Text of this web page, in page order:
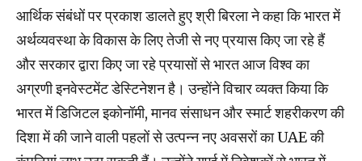
आर्थिक संबंधों पर प्रकाश डालते हुए श्री बिरला ने कहा कि भारत में
अर्थव्यवस्था के विकास के लिए तेजी से नए प्रयास किए जा रहे हैं
और सरकार द्वारा किए जा रहे प्रयासों से भारत आज विश्व का
अग्रणी इनवेस्टमेंट डेस्टिनेशन है। उन्होंने विचार व्यक्त किया कि
भारत में डिजिटल इकोनॉमी, मानव संसाधन और स्मार्ट शहरीकरण की
दिशा में की जाने वाली पहलों से उत्पन्न नए अवसरों का UAE की